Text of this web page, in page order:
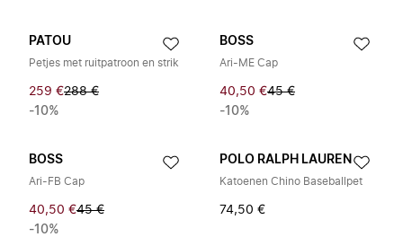
PATOU
Petjes met ruitpatroon en strik
259 €288 €
-10%
BOSS
Ari-ME Cap
40,50 €45 €
-10%
BOSS
Ari-FB Cap
40,50 €45 €
-10%
POLO RALPH LAUREN
Katoenen Chino Baseballpet
74,50 €